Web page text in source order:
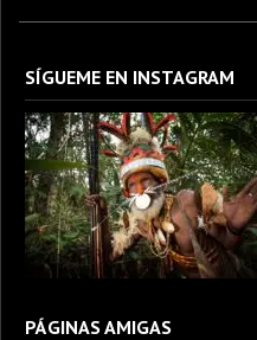
SÍGUEME EN INSTAGRAM
PÁGINAS AMIGAS